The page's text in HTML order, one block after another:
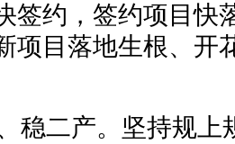
签约，签约项目快
项目落地生根、开
稳二产。坚持规上